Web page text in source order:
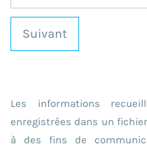
Suivant
Les informations
enregistrées dans un
à des fins de